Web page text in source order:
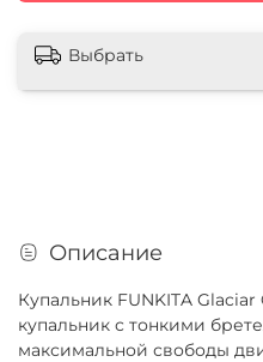
Выбрать
Описание
Купальник FUNKITA
купальник с тонкими
максимальной свободы